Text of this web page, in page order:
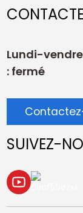
Lundi-
: fermé
SUIVEZ-